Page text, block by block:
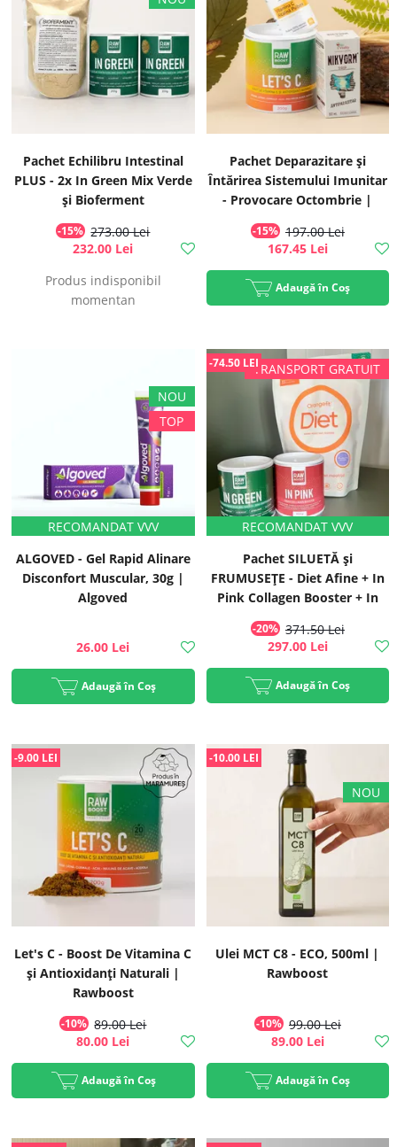
Pachet Echilibru Intestinal
PLUS - 2x In Green Mix Verde
și Bioferment
-15% 273.00 Lei
232.00 Lei
Produs indisponibil
momentan
Pachet Deparazitare și
Întărirea Sistemului Imunitar
- Provocare Octombrie |
Recomandat Iulia Bledea
-15% 197.00 Lei
167.45 Lei
Adaugă în Coș
ALGOVED - Gel Rapid Alinare
Disconfort Muscular, 30g |
Algoved
26.00 Lei
Adaugă în Coș
Pachet SILUETĂ și
FRUMUSEȚE - Diet Afine + In
Pink Collagen Booster + In
Green Mix Verde
-20% 371.50 Lei
-74.50 LEI
297.00 Lei
Adaugă în Coș
Let's C - Boost De Vitamina C
și Antioxidanți Naturali |
Rawboost
-10% 89.00 Lei
-9.00 LEI
80.00 Lei
Adaugă în Coș
Ulei MCT C8 - ECO, 500ml |
Rawboost
-10% 99.00 Lei
-10.00 LEI
89.00 Lei
Adaugă în Coș